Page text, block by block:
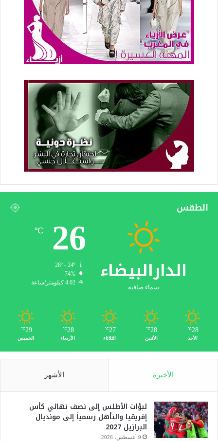
الطقس
الدارالبيضاء
سماء صافية
26
℃
74%
4.02 كيلومتر/ساعة
28
℃
الأحد
28
℃
الأثنين
27
℃
الثلاثاء
28
℃
الأربعاء
29
℃
الخميس
الأخيرة الأشهر
لبؤات الأطلس إلى نصف نهائي كأس
إفريقيا والتأهل رسمياً إلى مونديال
البرازيل 2027
9 أغسطس، 2026